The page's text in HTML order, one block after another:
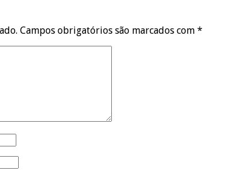
Campos obrigatórios são marcados com *